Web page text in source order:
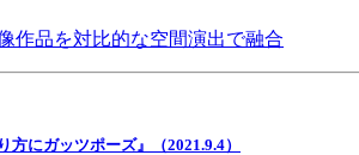
作品を対比的な空間演出で融合
にガッツポーズ』（2021.9.4）